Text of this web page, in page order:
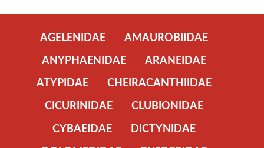
AGELENIDAE
AMAUROBIIDAE
ANYPHAENIDAE
ARANEIDAE
ATYPIDAE
CHEIRACANTHIIDAE
CICURINIDAE
CLUBIONIDAE
CYBAEIDAE
DICTYNIDAE